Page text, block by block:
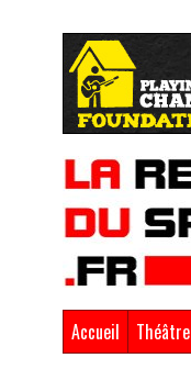
Accueil Théâtre